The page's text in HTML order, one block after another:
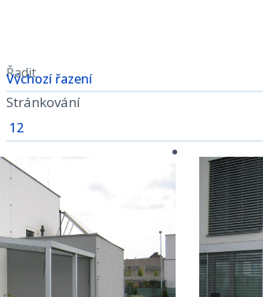
Řadit
Stránkování